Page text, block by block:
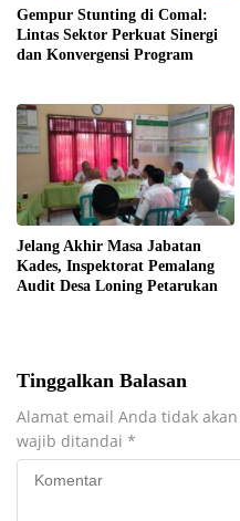
Gempur Stunting di Comal:
Lintas Sektor Perkuat Sinergi
dan Konvergensi Program
Jelang Akhir Masa Jabatan
Kades, Inspektorat Pemalang
Audit Desa Loning Petarukan
Tinggalkan Balasan
Alamat email Anda tidak
wajib ditandai *